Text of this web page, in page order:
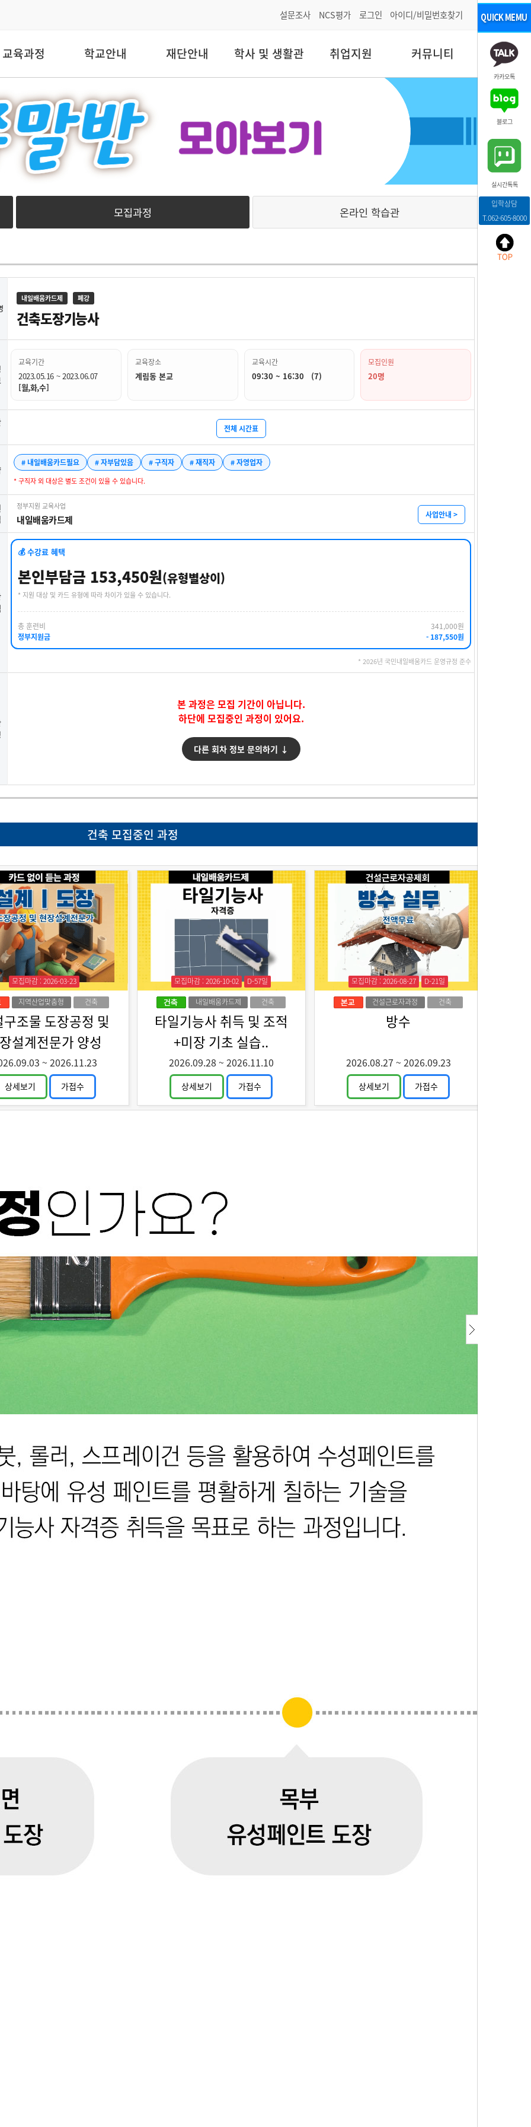
설문조사 NCS평가 로그인 아이디/비밀번호찾기
교육과정 학교안내 재단안내 학사 및 생활관 취업지원 커뮤니티
모집과정 온라인 학습관
내일배움카드제 폐강
건축도장기능사
교육기간
2023.05.16 ~ 2023.06.07
[월,화,수]
교육장소
계림동 본교
교육시간
09:30 ~ 16:30 (7)
모집인원
20명
전체 시간표
# 내일배움카드필요 # 자부담있음 # 구직자 # 재직자 # 자영업자
* 구직자 외 대상은 별도 조건이 있을 수 있습니다.
정부지원 교육사업
내일배움카드제 사업안내 >
💰 수강료 혜택
본인부담금 153,450원(유형별상이)
* 지원 대상 및 카드 유형에 따라 차이가 있을 수 있습니다.
총 훈련비
341,000원
정부지원금
- 187,550원
* 2026년 국민내일배움카드 운영규정 준수
본 과정은 모집 기간이 아닙니다.
하단에 모집중인 과정이 있어요.
다른 회차 정보 문의하기 ↓
건축 모집중인 과정
모집마감 : 2026-03-23
지역산업맞춤형
건축
구조물 도장공정 및
설계전문가 양성
~ 2026.11.23
상세보기 가접수
모집마감 : 2026-10-02
D-57일
내일배움카드제
건축
타일기능사 취득 및 조적
+미장 기초 실습..
2026.09.28 ~ 2026.11.10
상세보기 가접수
모집마감 : 2026-08-27
D-21일
건설근로자과정
건축
방수
2026.08.27~ 2026.09.23
상세보기 가접수
카카오톡
블로그
실시간톡톡
입학상담
T.062-605-8000